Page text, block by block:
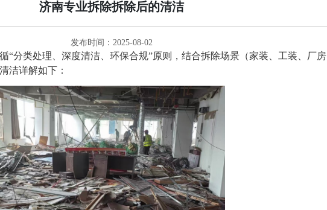
济南专业拆除拆除后的清洁
发布时间：2025-08-02
“分类处理、深度清洁、环保合规”原则，结合拆除场景（家装、工装、厂房
洁详解如下：